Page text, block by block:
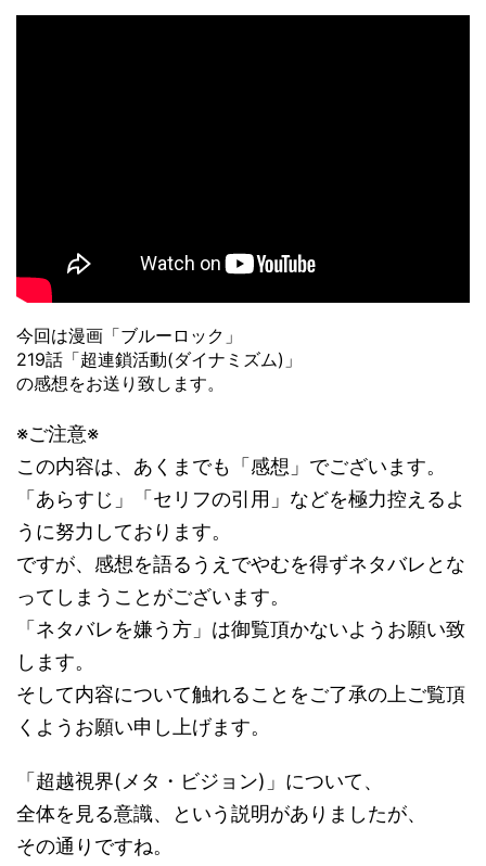
今回は漫画「ブルーロック」
219話「超連鎖活動(ダイナミズム)」
の感想をお送り致します。
※ご注意※
この内容は、あくまでも「感想」でございます。
「あらすじ」「セリフの引用」などを極力控えるよ
うに努力しております。
ですが、感想を語るうえでやむを得ずネタバレとな
ってしまうことがございます。
「ネタバレを嫌う方」は御覧頂かないようお願い致
します。
そして内容について触れることをご了承の上ご覧頂
くようお願い申し上げます。
「超越視界(メタ・ビジョン)」について、
全体を見る意識、という説明がありましたが、
その通りですね。